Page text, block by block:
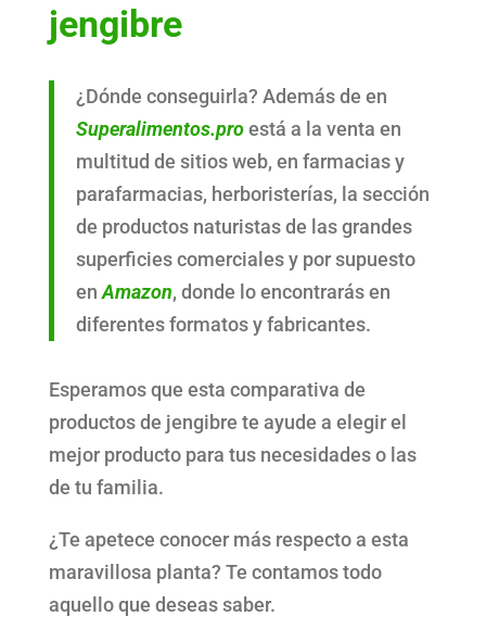
jengibre
¿Dónde conseguirla? Además de en
Superalimentos.proestá a la venta en
multitud de sitios web, en farmacias y
parafarmacias, herboristerías, la sección
de productos naturistas de las grandes
superficies comerciales y por supuesto
enAmazon, donde lo encontrarás en
diferentes formatos y fabricantes.
Esperamos que esta comparativa de
productos de jengibre te ayude a elegir el
mejor producto para tus necesidades o las
de tu familia.
¿Te apetece conocer más respecto a esta
maravillosa planta? Te contamos todo
aquello que deseas saber.